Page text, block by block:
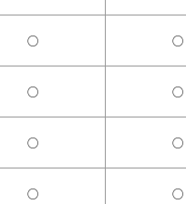
○ ○
○ ○
○ ○
○ ○